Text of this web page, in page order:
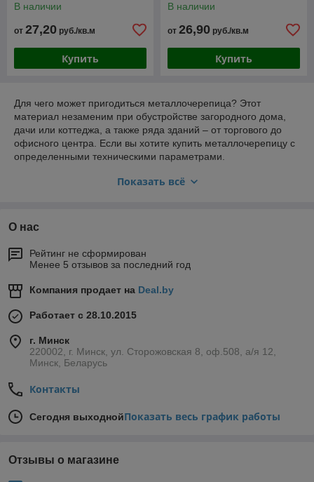
В наличии
от 27,20 руб./кв.м
Купить
В наличии
от 26,90 руб./кв.м
Купить
Для чего может пригодиться металлочерепица? Этот
материал незаменим при обустройстве загородного дома,
дачи или коттеджа, а также ряда зданий – от торгового до
офисного центра. Если вы хотите купить металлочерепицу с
определенными техническими параметрами.
Металлочерепица – разновидности
впечатляющая. Есть три вида сырья:
Стальной бархат. Перед вами инновационный
кровельный материал премиум-качества. От
достойный аналог натуральной черепицы, который
на долгие годы.
пониманию кровли. Впервые вы можете купить
эстетичную металлочерепицу с оптимальными
Можно заказать кровлю с учетом климатических
Технические характеристики:
Показать всё
О нас
Рейтинг не сформирован
Менее 5 отзывов за последний год
Компания продает на Deal.by
Работает с 28.10.2015
г. Минск
220002, г. Минск, ул. Сторожовская 8, оф.508, а/я 12,
Минск, Беларусь
Контакты
Сегодня выходнойПоказать весь график работы
Отзывы о магазине